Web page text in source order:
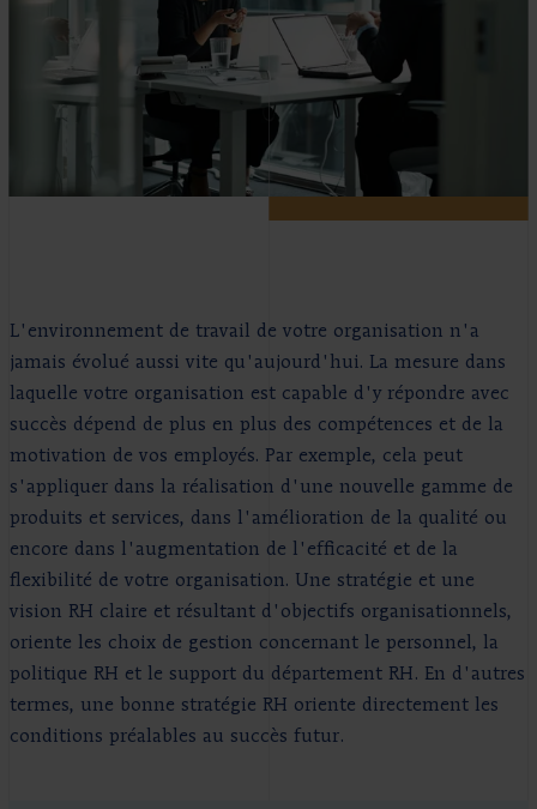
L'environnement de travail de votre organisation n'a
jamais évolué aussi vite qu'aujourd'hui. La mesure dans
laquelle votre organisation est capable d'y répondre avec
succès dépend de plus en plus des compétences et de la
motivation de vos employés. Par exemple, cela peut
s'appliquer dans la réalisation d'une nouvelle gamme de
produits et services, dans l'amélioration de la qualité ou
encore dans l'augmentation de l'efficacité et de la
flexibilité de votre organisation. Une stratégie et une
vision RH claire et résultant d'objectifs organisationnels,
oriente les choix de gestion concernant le personnel, la
politique RH et le support du département RH. En d'autres
termes, une bonne stratégie RH oriente directement les
conditions préalables au succès futur.